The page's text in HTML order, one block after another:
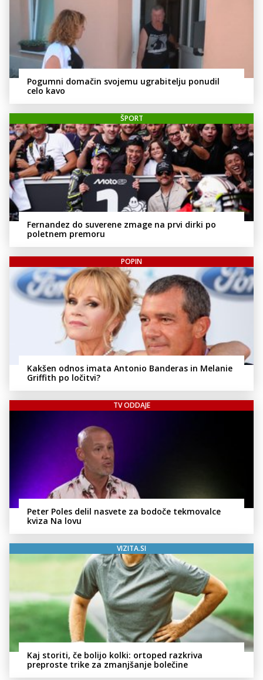
Pogumni domačin svojemu ugrabitelju ponudil
celo kavo
ŠPORT
Fernandez do suverene zmage na prvi dirki po
poletnem premoru
POPIN
Kakšen odnos imata Antonio Banderas in Melanie
Griffith po ločitvi?
TV ODDAJE
Peter Poles delil nasvete za bodoče tekmovalce
kviza Na lovu
VIZITA.SI
Kaj storiti, če bolijo kolki: ortoped razkriva
preproste trike za zmanjšanje bolečine